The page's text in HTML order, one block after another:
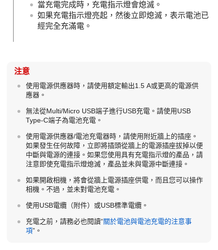
當充電完成時，充電指示燈會熄滅。
如果充電指示燈亮起，然後立即熄滅，表示電池已
經完全充滿電。
注意
使用電源供應器時，請使用額定輸出1.5 A或更高的電源供
應器。
無法從Multi/Micro USB端子進行USB充電。請使用USB
Type-C端子為電池充電。
使用電源供應器/電池充電器時，請使用附近牆上的插座。
如果發生任何故障，立即將插頭從牆上的電源插座拔掉以便
中斷與電源的連接。如果您使用具有充電指示燈的產品，請
注意即使充電指示燈熄滅，產品並未與電源中斷連接。
如果開啟相機，將會從牆上電源插座供電，而且您可以操作
相機。不過，並未對電池充電。
使用USB電纜（附件）或USB標準電纜。
充電之前，請務必也閱讀“關於電池與電池充電的注意事
項”。